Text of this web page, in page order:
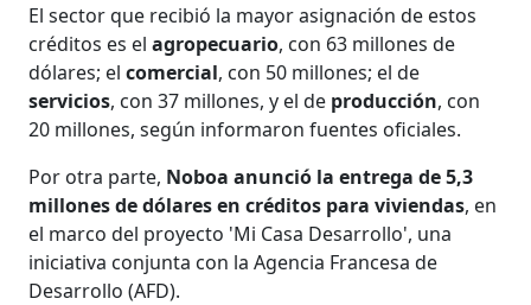
El sector que recibió la mayor asignación de estos
créditos es elagropecuario, con 63 millones de
dólares; elcomercial, con 50 millones; el de
servicios, con 37 millones, y el de producción, con
20 millones, según informaron fuentes oficiales.
Por otra parte, Noboa anunció la entrega de 5,3
millones de dólares en créditos para viviendas, en
el marco del proyecto 'Mi Casa Desarrollo', una
iniciativa conjunta con la Agencia Francesa de
Desarrollo (AFD).